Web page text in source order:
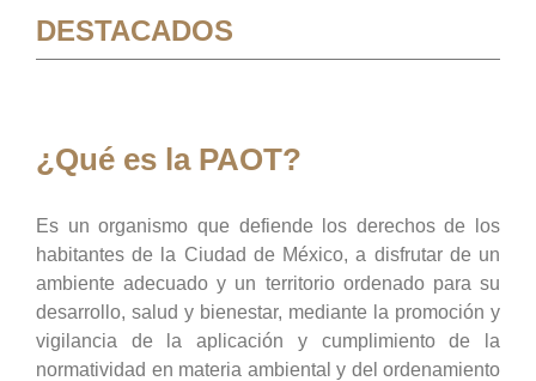
DESTACADOS
¿Qué es la PAOT?
Es un organismo que defiende los derechos de los
habitantes de la Ciudad de México, a disfrutar de un
ambiente adecuado y un territorio ordenado para su
desarrollo, salud y bienestar, mediante la promoción y
vigilancia de la aplicación y cumplimiento de la
normatividad en materia ambiental y del ordenamiento